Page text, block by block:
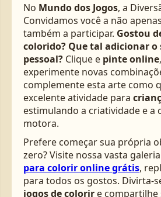
No Mundo dos Jogos, a
Convidamos você a não
também a participar. Gostou
colorido? Que tal adicionar o
pessoal? Clique e pinte online
experimente novas
complemente esta arte como
excelente atividade para
estimulando a criatividade e a
motora.
Prefere começar sua própria
zero? Visite nossa vasta
para colorir online grátis,
para todos os gostos. Divirta-
jogos de colorir e compartilhe